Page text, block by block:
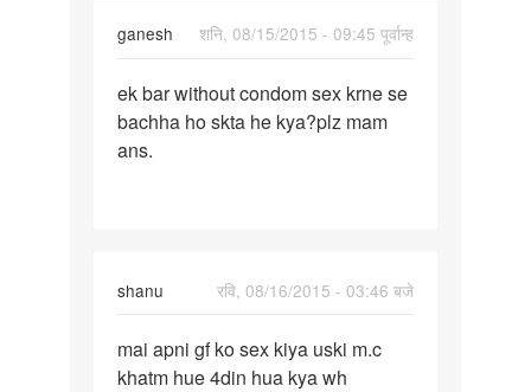
ganesh
शनि, 08/15/2015 - 09:45 पूर्वान्ह
ek
bar
without
ek bar without condom sex krne se
bachha ho skta he kya?plz mam
ans.
shanu
रवि, 08/16/2015 - 03:46 बजे
mai
apni
mai apni gf ko sex kiya uski m.c
khatm hue 4din hua kya wh